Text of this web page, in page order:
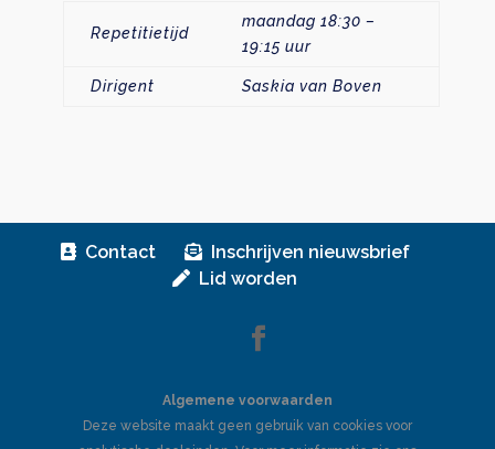
Repetitietijd
maandag 18:30 –
19:15 uur
Dirigent Saskia van Boven
Contact
Inschrijven nieuwsbrief
Lid worden
Algemene voorwaarden
Deze website maakt geen gebruik van cookies voor